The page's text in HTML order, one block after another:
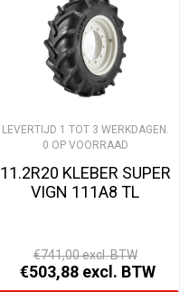
LEVERTIJD 1 TOT 3 WERKDAGEN.
0 OP VOORRAAD
11.2R20 KLEBER SUPER
VIGN 111A8 TL
€741,00 excl. BTW
€503,88 excl. BTW